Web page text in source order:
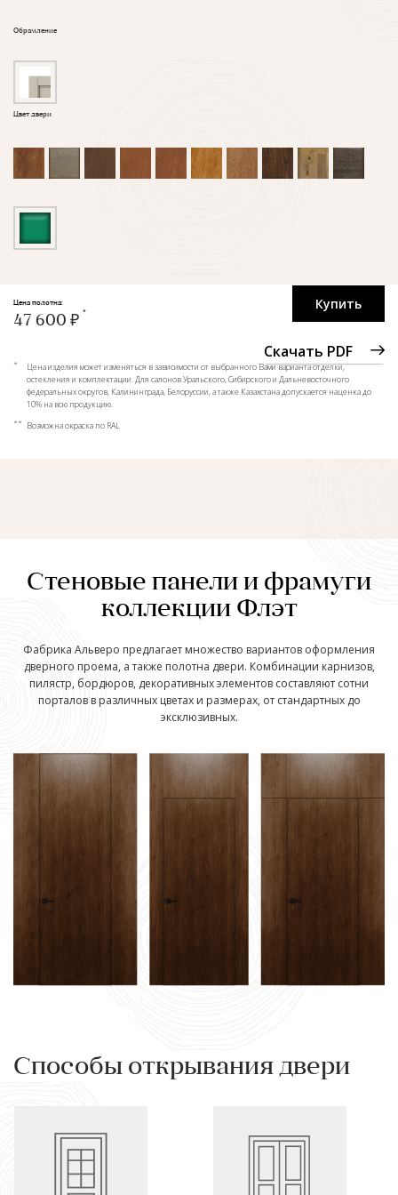
Обрамление
Цвет двери
Купить
Скачать PDF
Цена полотна:
47 600 ₽
*
Цена изделия может изменяться в зависимости от выбранного Вами варианта отделки,
остекления и комплектации. Для салонов Уральского, Сибирского и Дальневосточного
федеральных округов, Калининграда, Белоруссии, а также Казахстана допускается наценка до
10% на всю продукцию.
** Возможна окраска по RAL
Стеновые панели и фрамуги
коллекции Флэт
Фабрика Альверо предлагает множество вариантов оформления
дверного проема, а также полотна двери. Комбинации карнизов,
пилястр, бордюров, декоративных элементов составляют сотни
порталов в различных цветах и размерах, от стандартных до
эксклюзивных.
Способы открывания двери